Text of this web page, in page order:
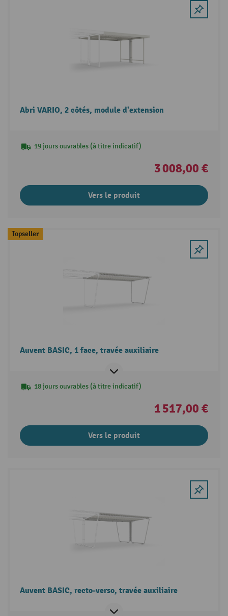
Abri VARIO, 2 côtés, module d'extension
19 jours ouvrables (à titre indicatif)
3 008,00 €
Vers le produit
Topseller
Auvent BASIC, 1 face, travée auxiliaire
18 jours ouvrables (à titre indicatif)
1 517,00 €
Vers le produit
Auvent BASIC, recto-verso, travée auxiliaire